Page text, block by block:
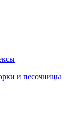
и песочницы